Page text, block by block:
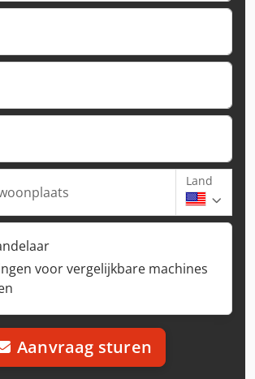
Land
voor vergelijkbare machines
Aanvraag sturen